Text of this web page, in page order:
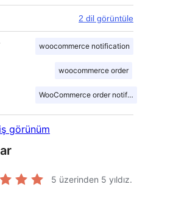
2 dil görüntüle
woocommerce notification
woocommerce order
WooCommerce order notification
görünüm
5 üzerinden 5 yıldız.